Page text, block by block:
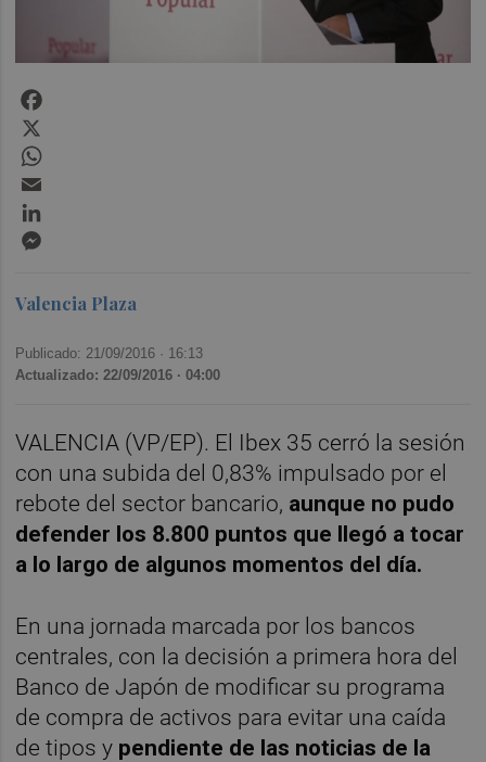
Valencia Plaza
Publicado: 21/09/2016 · 16:13
Actualizado: 22/09/2016 · 04:00
VALENCIA (VP/EP). El Ibex 35 cerró la sesión
con una subida del 0,83% impulsado por el
rebote del sector bancario, aunque no pudo
defender los 8.800 puntos que llegó a tocar
a lo largo de algunos momentos del día.
En una jornada marcada por los bancos
centrales, con la decisión a primera hora del
Banco de Japón de modificar su programa
de compra de activos para evitar una caída
de tipos y pendiente de las noticias de la